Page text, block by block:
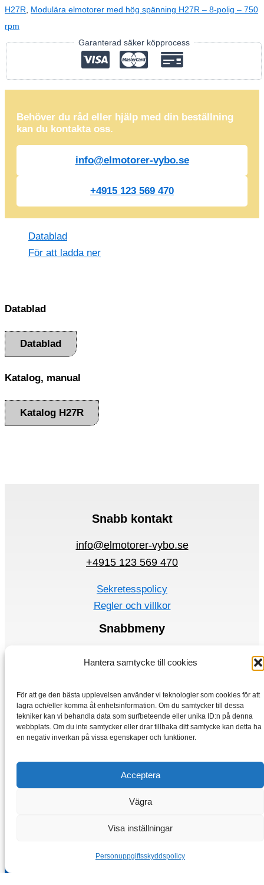
Hantera samtycke till cookies
För att ge den bästa upplevelsen använder vi teknologier som cookies för att
lagra och/eller komma åt enhetsinformation. Om du samtycker till dessa
tekniker kan vi behandla data som surfbeteende eller unika ID:n på denna
webbplats. Om du inte samtycker eller drar tillbaka ditt samtycke kan detta ha
en negativ inverkan på vissa egenskaper och funktioner.
Acceptera
Vägra
Visa inställningar
Personuppgiftsskyddspolicy
H27R
Modulära elmotorer med hög spänning H27R – 8-polig – 750
rpm
Garanterad säker köpprocess
Behöver du råd eller hjälp med din beställning
kan du kontakta oss.
info@elmotorer-vybo.se
+4915 123 569 470
Datablad
För att ladda ner
Datablad
Datablad
Katalog, manual
Katalog H27R
Snabb kontakt
info@elmotorer-vybo.se
+4915 123 569 470
Sekretesspolicy
Regler och villkor
Snabbmeny
Frekvensomvandlare
Lagra
Copyright © 2026 Elmotorer-vybo.se | VYBO Electric